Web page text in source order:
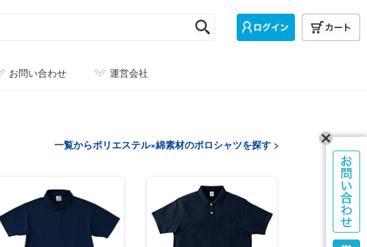
お問い合わせ 運営会社
一覧からポリエステル×綿素材のポロシャツを探す >